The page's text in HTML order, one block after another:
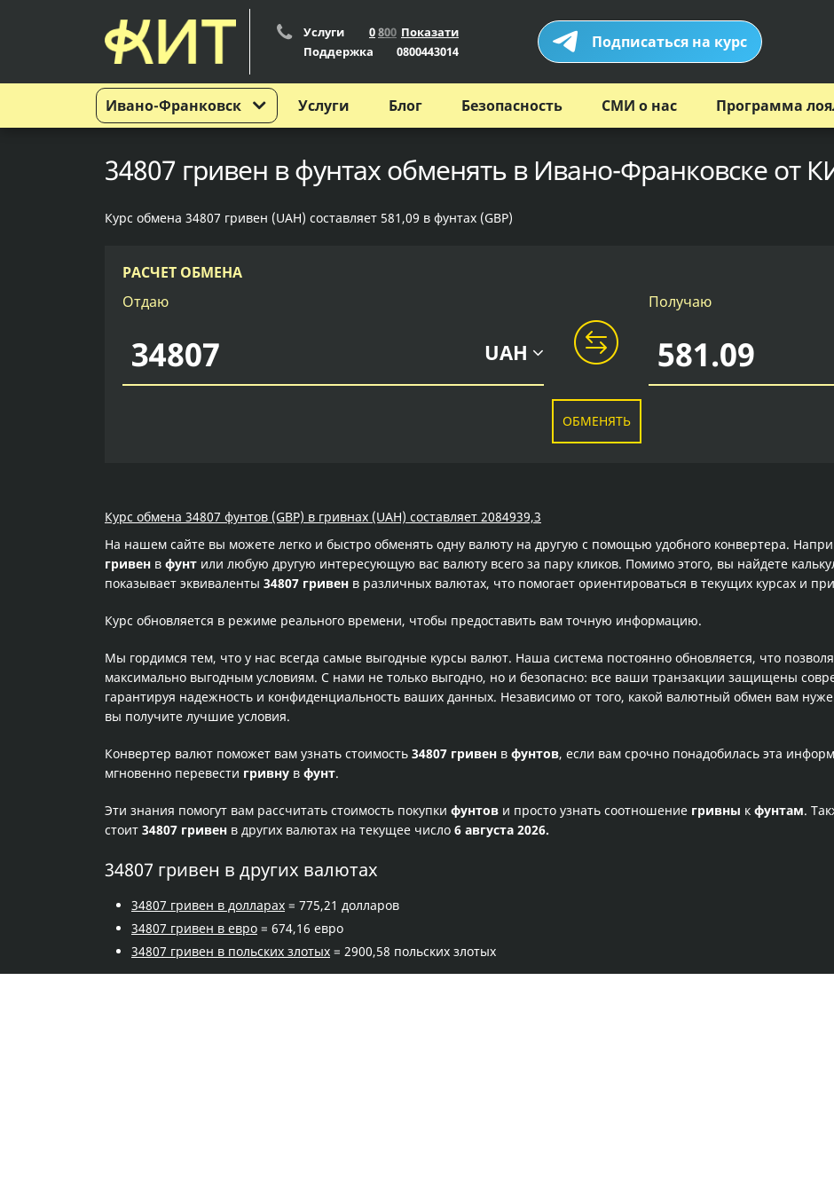
Ивано-Франковск
Услуги 0800 Показати
Поддержка
0800443014 Подписаться на курс
Услуги Блог Безопасность СМИ о нас Программа
34807 гривен в фунтах обменять в Ивано-Франковске от
Курс обмена 34807 гривен (UAH) составляет 581,09 в фунтах (GBP)
РАСЧЕТ ОБМЕНА
Отдаю
UAH
Получаю
ОБМЕНЯТЬ
Курс обмена 34807 фунтов (GBP) в гривнах (UAH) составляет 2084939,3
На нашем сайте вы можете легко и быстро обменять одну валюту на другую с помощью удобного конвертера.
гривен в фунт или любую другую интересующую вас валюту всего за пару кликов. Помимо этого, вы найдете
показывает эквиваленты 34807 гривен в различных валютах, что помогает ориентироваться в текущих курсах и
Курс обновляется в режиме реального времени, чтобы предоставить вам точную информацию.
Мы гордимся тем, что у нас всегда самые выгодные курсы валют. Наша система постоянно обновляется, что
максимально выгодным условиям. С нами не только выгодно, но и безопасно: все ваши транзакции защищены
гарантируя надежность и конфиденциальность ваших данных. Независимо от того, какой валютный обмен вам
вы получите лучшие условия.
Конвертер валют поможет вам узнать стоимость 34807 гривен в фунтов, если вам срочно понадобилась эта
мгновенно перевести гривну в фунт.
Эти знания помогут вам рассчитать стоимость покупки фунтов и просто узнать соотношение гривны к фунтам.
стоит 34807 гривен в других валютах на текущее число 6 августа 2026.
34807 гривен в других валютах
34807 гривен в долларах = 775,21 долларов
34807 гривен в евро = 674,16 евро
34807 гривен в польских злотых = 2900,58 польских злотых